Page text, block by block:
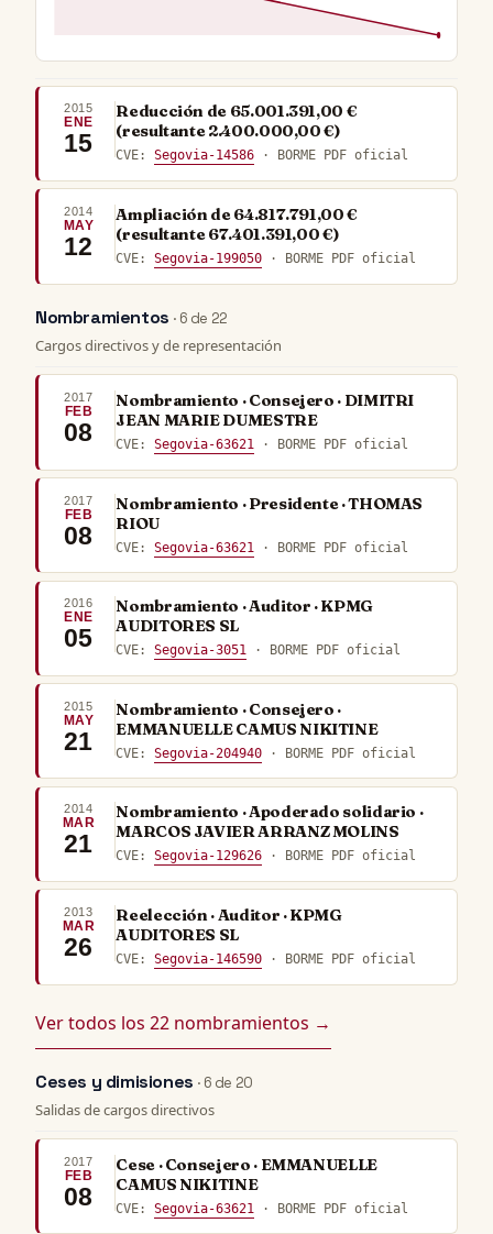
2015
ENE
15
Reducción de 65.001.391,00 €
(resultante 2.400.000,00 €)
CVE:Segovia-14586 · BORME PDF oficial
2014
MAY
12
Ampliación de 64.817.791,00 €
(resultante 67.401.391,00 €)
CVE:Segovia-199050 · BORME PDF oficial
Nombramientos · 6 de 22
Cargos directivos y de representación
2017
FEB
08
Nombramiento · Consejero · DIMITRI
JEAN MARIE DUMESTRE
CVE:Segovia-63621 · BORME PDF oficial
2017
FEB
08
Nombramiento · Presidente · THOMAS
RIOU
CVE:Segovia-63621 · BORME PDF oficial
2016
ENE
05
Nombramiento · Auditor · KPMG
AUDITORES SL
CVE:Segovia-3051 · BORME PDF oficial
2015
MAY
21
Nombramiento · Consejero ·
EMMANUELLE CAMUS NIKITINE
CVE:Segovia-204940 · BORME PDF oficial
2014
MAR
21
Nombramiento · Apoderado solidario ·
MARCOS JAVIER ARRANZ MOLINS
CVE:Segovia-129626 · BORME PDF oficial
2013
MAR
26
Reelección · Auditor · KPMG
AUDITORES SL
CVE:Segovia-146590 · BORME PDF oficial
Ver todos los 22 nombramientos →
Ceses y dimisiones · 6 de 20
Salidas de cargos directivos
2017
FEB
08
Cese · Consejero · EMMANUELLE
CAMUS NIKITINE
CVE:Segovia-63621 · BORME PDF oficial